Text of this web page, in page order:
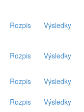
Rozpis Výsledky
Rozpis Výsledky
Rozpis Výsledky
Rozpis Výsledky